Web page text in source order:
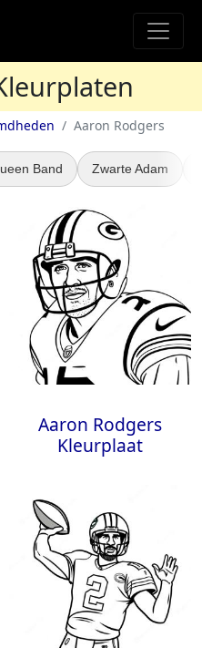
Aaron Rodgers
Band Zwarte Adam
Aaron Rodgers
Kleurplaat